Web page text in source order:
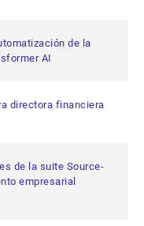
de la
AI
directora financiera
de la suite Source-
empresarial